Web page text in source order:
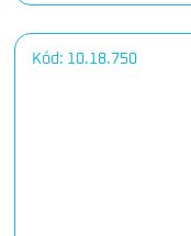
Kód: 10.18.750